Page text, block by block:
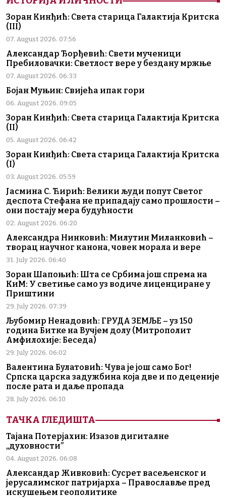
Зоран Кинђић: Света старица Галактија Критска
(III)
07. August 2026. 07:56
Александар Ђорђевић: Свети мученици
Пребиловачки: Светлост вере у бездану мржње
07. August 2026. 06:33
Бојан Муњин: Свијећа ипак гори
06. August 2026. 09:05
Зоран Кинђић: Света старица Галактија Критска
(II)
05. August 2026. 06:42
Зоран Кинђић: Света старица Галактија Критска
(I)
03. August 2026. 05:59
Јасмина С. Ћирић: Велики људи попут Светог
деспота Стефана не припадају само прошлости –
они постају мера будућности
02. August 2026. 06:20
Александра Нинковић: Милутин Миланковић –
творац научног канона, човек морала и вере
31. July 2026. 06:40
Зоран Шапоњић: Шта се Србима још спрема на
КиМ: У светиње само уз водиче лиценциране у
Приштини
29. July 2026. 07:39
Љубомир Ненадовић: ГРУДА ЗЕМЉЕ – уз 150
година Битке на Вучјем долу (Митрополит
Амфилохије: Беседа)
29. July 2026. 06:02
Валентина Булатовић: Чува је још само Бог!
Српска царска задужбина која две и по деценије
после рата и даље пропада
28. July 2026. 06:10
ТАЧКА ГЛЕДИШТА
Тајана Потерјахин: Изазов дигиталне
„духовности”
04. August 2026. 06:08
Александар Живковић: Сусрет васељенског и
јерусалимског патријарха – Православље пред
искушењем геополитике